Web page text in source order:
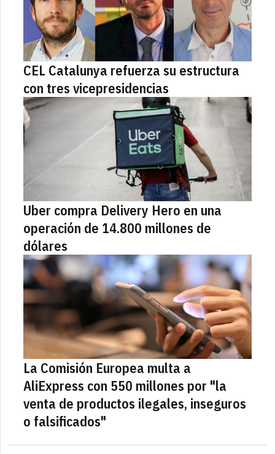
CEL Catalunya refuerza su estructura
con tres vicepresidencias
Uber compra Delivery Hero en una
operación de 14.800 millones de
dólares
La Comisión Europea multa a
AliExpress con 550 millones por "la
venta de productos ilegales, inseguros
o falsificados"